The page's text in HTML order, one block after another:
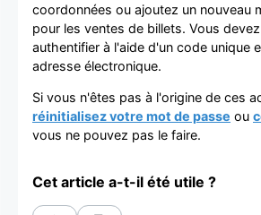
coordonnées ou ajoutez un nouveau
pour les ventes de billets. Vous
authentifier à l'aide d'un code unique
adresse électronique.
Si vous n'êtes pas à l'origine de ces
réinitialisez votre mot de passe ou
vous ne pouvez pas le faire.
Cet article a-t-il été utile ?